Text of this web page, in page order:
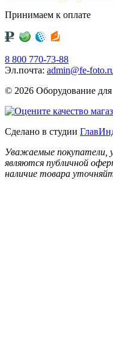
Принимаем к оплате
8 800 770-73-88
Эл.почта: admin@fe-
© 2026 Оборудование для
Сделано в студии
Уважаемые покупатели,
являются публичной
наличие товара